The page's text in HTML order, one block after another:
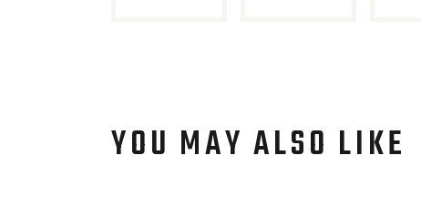
YOU MAY ALSO LIKE